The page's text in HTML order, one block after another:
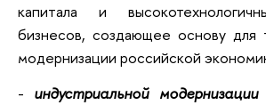
капитала и
бизнесов, создающее основу для
модернизации российской
- индустриальной